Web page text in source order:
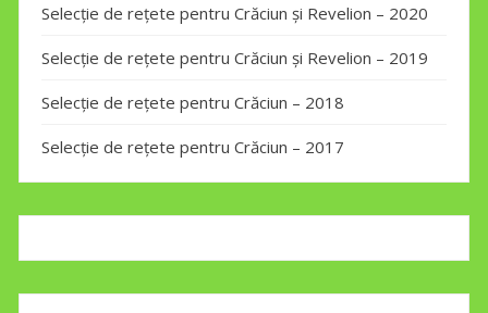
Selecție de rețete pentru Crăciun și Revelion – 2020
Selecție de rețete pentru Crăciun și Revelion – 2019
Selecție de rețete pentru Crăciun – 2018
Selecție de rețete pentru Crăciun – 2017